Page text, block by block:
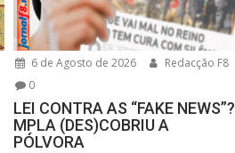
6 de Agosto de 2026
Redacção F8
0
LEI CONTRA AS “FAKE NEWS”?
MPLA (DES)COBRIU A
PÓLVORA